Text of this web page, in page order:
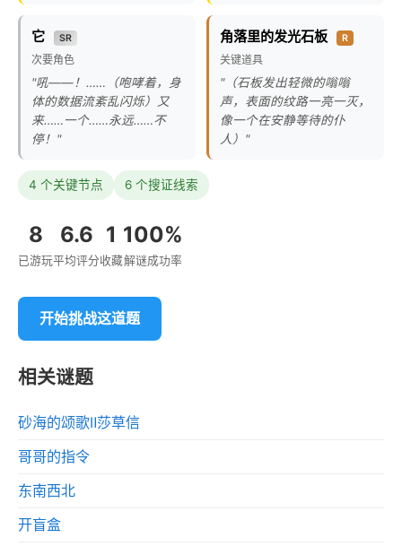
它 SR
次要角色
"吼——！……（咆哮着，身
体的数据流紊乱闪烁）又
来……一个……永远……不
停！"
角落里的发光石板 R
关键道具
"（石板发出轻微的嗡嗡
声，表面的纹路一亮一灭，
像一个在安静等待的仆
人）"
4 个关键节点 6 个搜证线索
8
已游玩
6.6
平均评分
1
收藏
100%
解谜成功率
开始挑战这道题
相关谜题
砂海的颂歌Ⅱ莎草信
哥哥的指令
东南西北
开盲盒